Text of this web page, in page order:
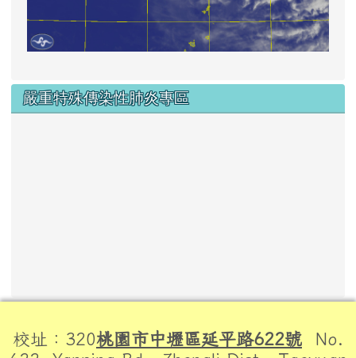
嚴重特殊傳染性肺炎專區
校址：320桃園市中壢區延平路622號 No.